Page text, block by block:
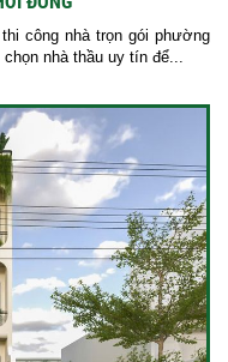
công nhà trọn gói phường
nhà thầu uy tín để...